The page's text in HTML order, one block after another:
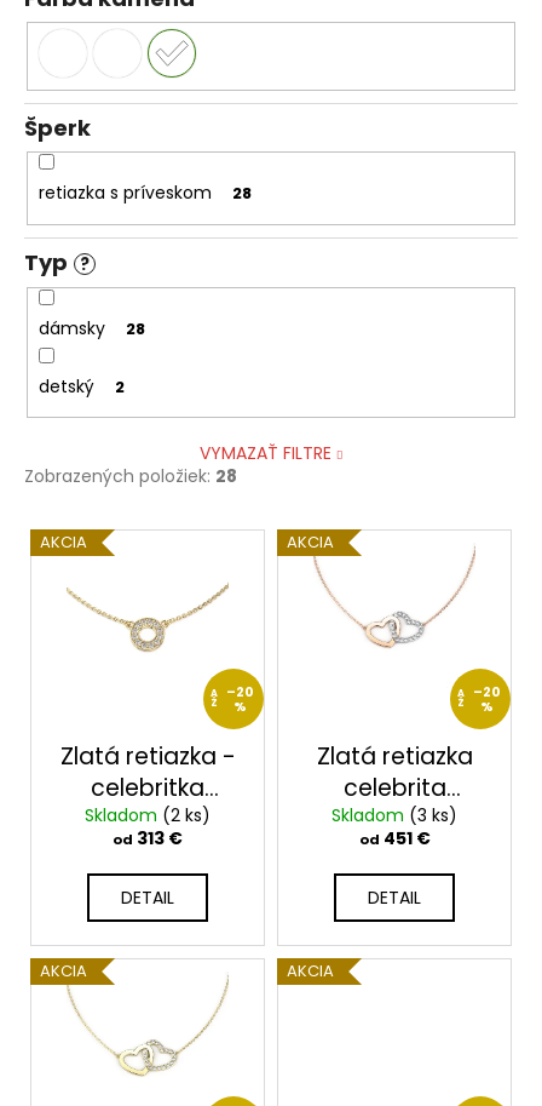
Šperk
retiazka s príveskom 28
Typ ?
dámsky 28
detský 2
VYMAZAŤ FILTRE
Zobrazených položiek: 28
V
ý
v
AKCIA
A
Ž
–20
%
Zlatá retiazka -
celebritka
2631/ZX
Skladom (2 ks)
od 313 €
DETAIL
AKCIA
A
Ž
–20
%
Zlatá retiazka
celebrita
2622/RB
Skladom (3 ks)
od 451 €
DETAIL
AKCIA AKCIA
a
m
e